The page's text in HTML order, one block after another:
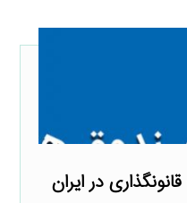
در ایران